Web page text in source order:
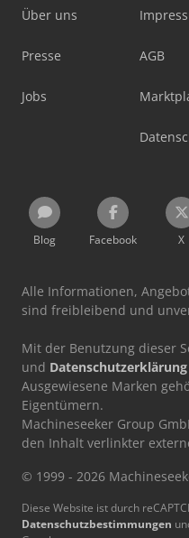
Über uns
Presse
Jobs
AGB
Blog Facebook X
Alle Informationen,
sind freibleibend und
Mit der Benutzung dieser
und Datenschutzerklärung
Ausgewiesene Marken
Eigentümern.
Machineseeker Group
den Inhalt verlinkter
© 1999 - 2026
Diese Website ist durch
Datenschutzbestimmungen